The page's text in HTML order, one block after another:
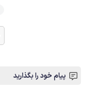
پیام خود را بگذارید